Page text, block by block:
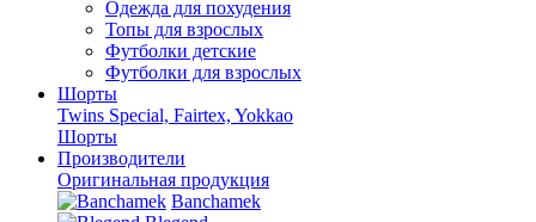
Одежда для похудения
Топы для взрослых
Футболки детские
Футболки для взрослых
Шорты
Twins Special, Fairtex, Yokkao
Шорты
Производители
Оригинальная продукция
Banchamek